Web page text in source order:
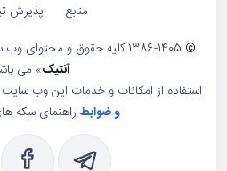
منابع
پذیرش
©
آنتیک» می
استفاده از امکانات و خدمات این وب
و ضوابط راهنمای سکه